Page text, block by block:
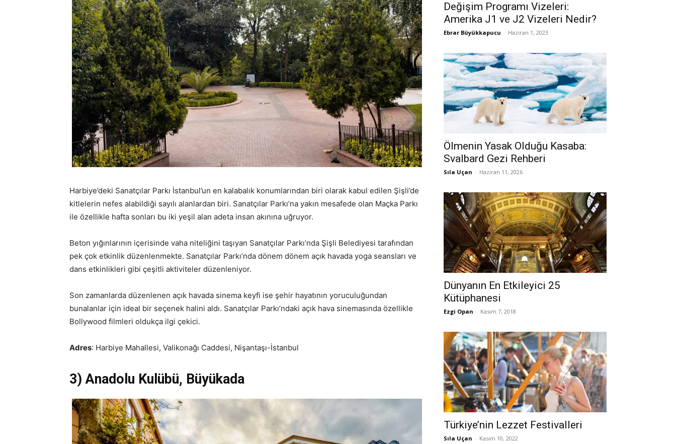
Harbiye’deki Sanatçılar Parkı İstanbul’un en kalabalık konumlarından biri olarak kabul edilen Şişli’de
kitlelerin nefes alabildiği sayılı alanlardan biri. Sanatçılar Parkı’na yakın mesafede olan Maçka Parkı
ile özellikle hafta sonları bu iki yeşil alan adeta insan akınına uğruyor.
Beton yığınlarının içerisinde vaha niteliğini taşıyan Sanatçılar Parkı’nda Şişli Belediyesi tarafından
pek çok etkinlik düzenlenmekte. Sanatçılar Parkı’nda dönem dönem açık havada yoga seansları ve
dans etkinlikleri gibi çeşitli aktiviteler düzenleniyor.
Son zamanlarda düzenlenen açık havada sinema keyfi ise şehir hayatının yoruculuğundan
bunalanlar için ideal bir seçenek halini aldı. Sanatçılar Parkı’ndaki açık hava sinemasında özellikle
Bollywood filmleri oldukça ilgi çekici.
Adres: Harbiye Mahallesi, Valikonağı Caddesi, Nişantaşı-İstanbul
3) Anadolu Kulübü, Büyükada
Değişim Programı Vizeleri:
Amerika J1 ve J2 Vizeleri Nedir?
Ebrar Büyükkapucu - Haziran 1, 2023
Ölmenin Yasak Olduğu Kasaba:
Svalbard Gezi Rehberi
Sıla Uçan - Haziran 11, 2026
Dünyanın En Etkileyici 25
Kütüphanesi
Ezgi Opan - Kasım 7, 2018
Türkiye’nin Lezzet Festivalleri
Sıla Uçan - Kasım 10, 2022